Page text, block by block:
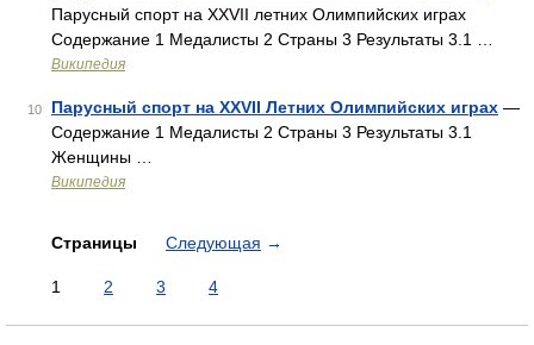
Парусный спорт на XXVII летних Олимпийских играх
Содержание 1 Медалисты 2 Страны 3 Результаты 3.1 …
Википедия
10 Парусный спорт на XXVII Летних Олимпийских играх —
Содержание 1 Медалисты 2 Страны 3 Результаты 3.1
Женщины …
Википедия
Страницы Следующая →
1 2 3 4